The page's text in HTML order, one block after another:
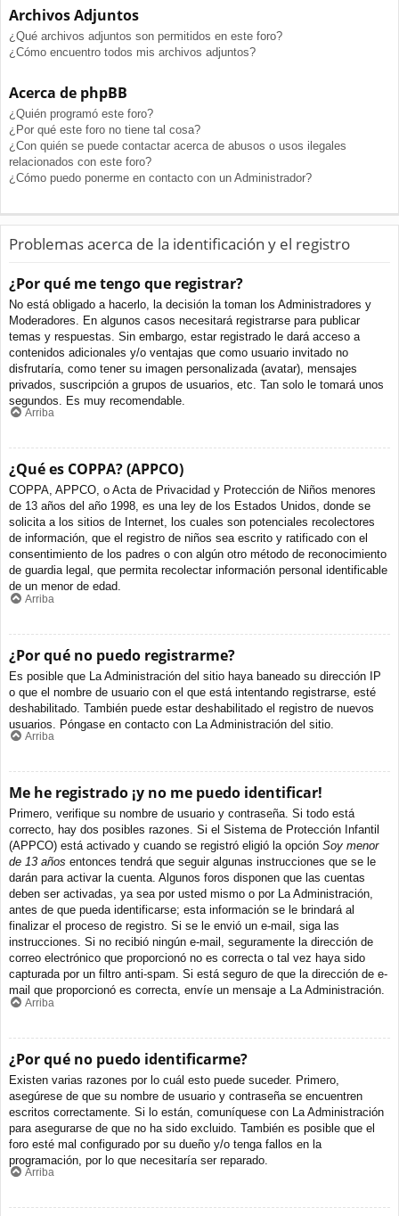
Archivos Adjuntos
¿Qué archivos adjuntos son permitidos en este foro?
¿Cómo encuentro todos mis archivos adjuntos?
Acerca de phpBB
¿Quién programó este foro?
¿Por qué este foro no tiene tal cosa?
¿Con quién se puede contactar acerca de abusos o usos ilegales
relacionados con este foro?
¿Cómo puedo ponerme en contacto con un Administrador?
Problemas acerca de la identificación y el registro
¿Por qué me tengo que registrar?
No está obligado a hacerlo, la decisión la toman los Administradores y
Moderadores. En algunos casos necesitará registrarse para publicar
temas y respuestas. Sin embargo, estar registrado le dará acceso a
contenidos adicionales y/o ventajas que como usuario invitado no
disfrutaría, como tener su imagen personalizada (avatar), mensajes
privados, suscripción a grupos de usuarios, etc. Tan solo le tomará unos
segundos. Es muy recomendable.
Arriba
¿Qué es COPPA? (APPCO)
COPPA, APPCO, o Acta de Privacidad y Protección de Niños menores
de 13 años del año 1998, es una ley de los Estados Unidos, donde se
solicita a los sitios de Internet, los cuales son potenciales recolectores
de información, que el registro de niños sea escrito y ratificado con el
consentimiento de los padres o con algún otro método de reconocimiento
de guardia legal, que permita recolectar información personal identificable
de un menor de edad.
Arriba
¿Por qué no puedo registrarme?
Es posible que La Administración del sitio haya baneado su dirección IP
o que el nombre de usuario con el que está intentando registrarse, esté
deshabilitado. También puede estar deshabilitado el registro de nuevos
usuarios. Póngase en contacto con La Administración del sitio.
Arriba
Me he registrado ¡y no me puedo identificar!
Primero, verifique su nombre de usuario y contraseña. Si todo está
correcto, hay dos posibles razones. Si el Sistema de Protección Infantil
(APPCO) está activado y cuando se registró eligió la opción Soy menor
de 13 años entonces tendrá que seguir algunas instrucciones que se le
darán para activar la cuenta. Algunos foros disponen que las cuentas
deben ser activadas, ya sea por usted mismo o por La Administración,
antes de que pueda identificarse; esta información se le brindará al
finalizar el proceso de registro. Si se le envió un e-mail, siga las
instrucciones. Si no recibió ningún e-mail, seguramente la dirección de
correo electrónico que proporcionó no es correcta o tal vez haya sido
capturada por un filtro anti-spam. Si está seguro de que la dirección de e-
mail que proporcionó es correcta, envíe un mensaje a La Administración.
Arriba
¿Por qué no puedo identificarme?
Existen varias razones por lo cuál esto puede suceder. Primero,
asegúrese de que su nombre de usuario y contraseña se encuentren
escritos correctamente. Si lo están, comuníquese con La Administración
para asegurarse de que no ha sido excluido. También es posible que el
foro esté mal configurado por su dueño y/o tenga fallos en la
programación, por lo que necesitaría ser reparado.
Arriba